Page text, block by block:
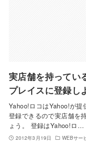
実店舗を持ってい
プレイスに登録し
Yahoo!ロコはYahoo!が
登録できるので実店舗を
ょう。 登録はYahoo!ロ…
2012年3月19日 WEBサー